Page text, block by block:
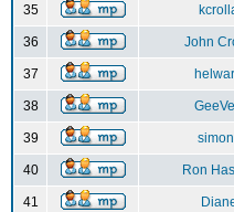
35
36 John
37
38
39
40 Ron
41